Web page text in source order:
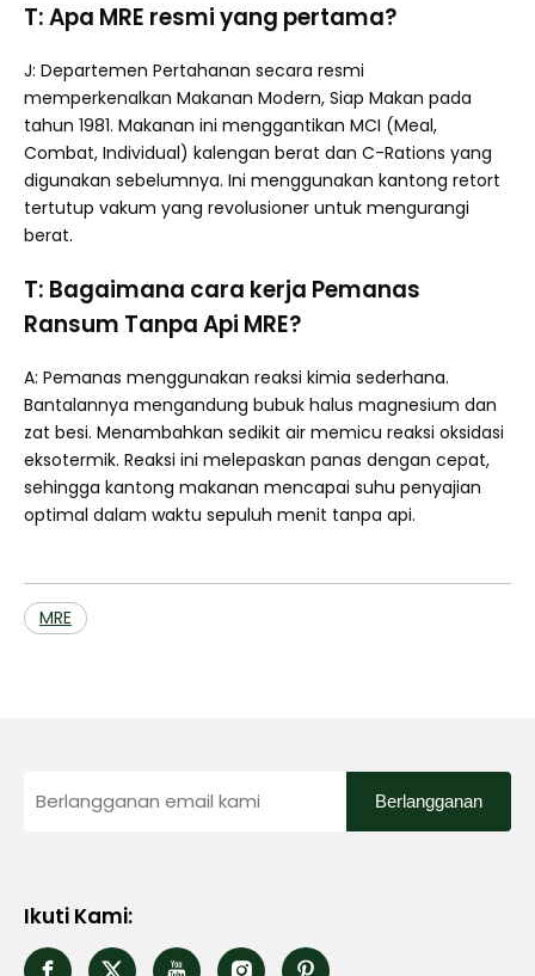
T: Apa MRE resmi yang pertama?
J: Departemen Pertahanan secara resmi
memperkenalkan Makanan Modern, Siap Makan pada
tahun 1981. Makanan ini menggantikan MCI (Meal,
Combat, Individual) kalengan berat dan C-Rations yang
digunakan sebelumnya. Ini menggunakan kantong retort
tertutup vakum yang revolusioner untuk mengurangi
berat.
T: Bagaimana cara kerja Pemanas
Ransum Tanpa Api MRE?
A: Pemanas menggunakan reaksi kimia sederhana.
Bantalannya mengandung bubuk halus magnesium dan
zat besi. Menambahkan sedikit air memicu reaksi oksidasi
eksotermik. Reaksi ini melepaskan panas dengan cepat,
sehingga kantong makanan mencapai suhu penyajian
optimal dalam waktu sepuluh menit tanpa api.
MRE
Berlangganan
Ikuti Kami: